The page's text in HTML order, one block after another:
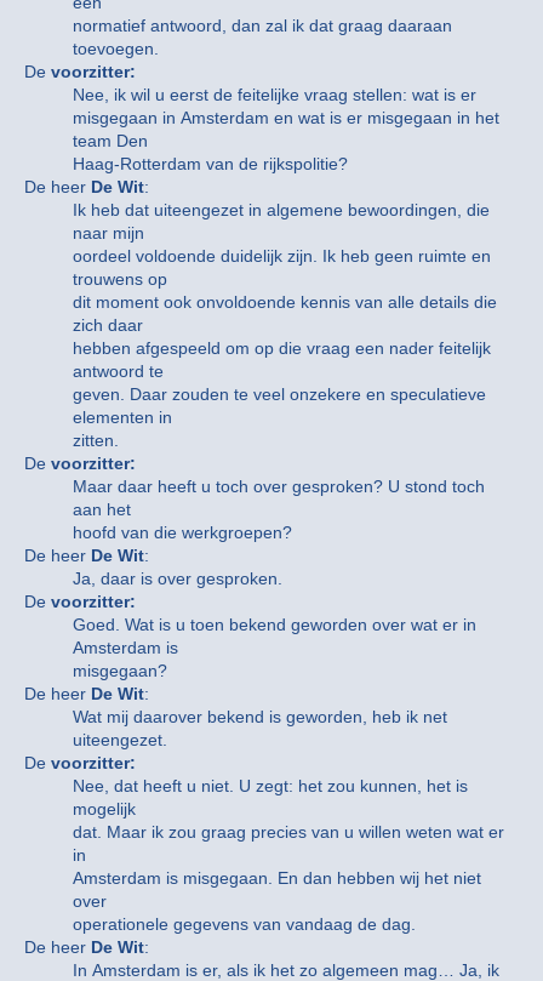
normatief antwoord, dan zal ik dat graag daaraan
toevoegen.
De voorzitter:
Nee, ik wil u eerst de feitelijke vraag stellen: wat is er
misgegaan in Amsterdam en wat is er misgegaan in het
team Den
Haag-Rotterdam van de rijkspolitie?
De heer De Wit:
Ik heb dat uiteengezet in algemene bewoordingen, die
naar mijn
oordeel voldoende duidelijk zijn. Ik heb geen ruimte en
trouwens op
dit moment ook onvoldoende kennis van alle details die
zich daar
hebben afgespeeld om op die vraag een nader feitelijk
antwoord te
geven. Daar zouden te veel onzekere en speculatieve
elementen in
zitten.
De voorzitter:
Maar daar heeft u toch over gesproken? U stond toch
aan het
hoofd van die werkgroepen?
De heer De Wit:
Ja, daar is over gesproken.
De voorzitter:
Goed. Wat is u toen bekend geworden over wat er in
Amsterdam is
misgegaan?
De heer De Wit:
Wat mij daarover bekend is geworden, heb ik net
uiteengezet.
De voorzitter:
Nee, dat heeft u niet. U zegt: het zou kunnen, het is
mogelijk
dat. Maar ik zou graag precies van u willen weten wat er
in
Amsterdam is misgegaan. En dan hebben wij het niet
over
operationele gegevens van vandaag de dag.
De heer De Wit:
In Amsterdam is er, als ik het zo algemeen mag… Ja, ik